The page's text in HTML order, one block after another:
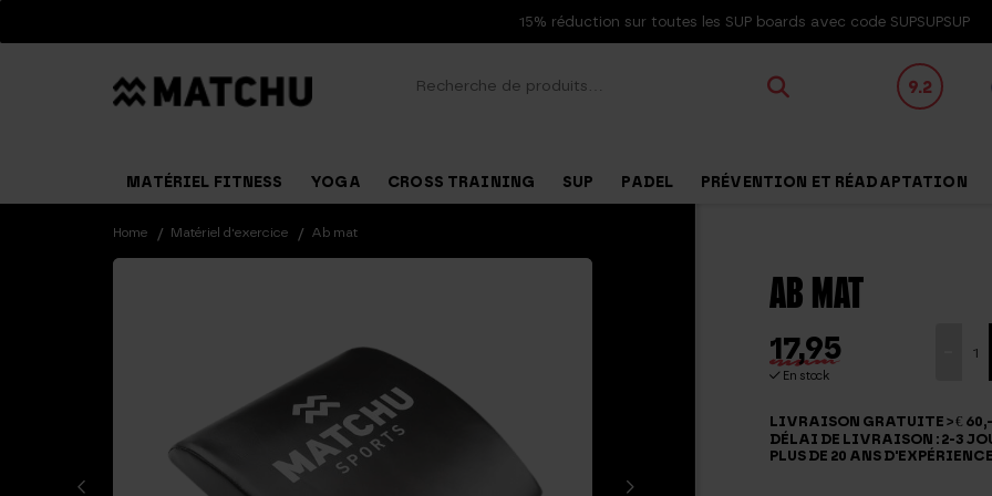
15% réduction sur toutes les SUP boards avec code SUPSUPSUP
9.2
MATÉRIEL FITNESS YOGA CROSS TRAINING SUP PADEL PRÉVENTION ET RÉADAPTATION
Home Matériel d'exercice Ab mat
AB MAT
17,95
En stock
mat
LIVRAISON GRATUITE > €
DÉLAI DE LIVRAISON : 2-3
PLUS DE 20 ANS